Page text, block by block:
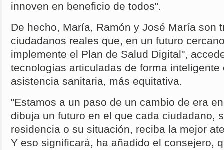
innoven en beneficio de todos".
De hecho, María, Ramón y José María son
ciudadanos reales que, en un futuro
implemente el Plan de Salud Digital",
tecnologías articuladas de forma inteligente
asistencia sanitaria, más equitativa.
"Estamos a un paso de un cambio de era
dibuja un futuro en el que cada ciudadano,
residencia o su situación, reciba la mejor
Y eso significará, ha añadido el consejero,